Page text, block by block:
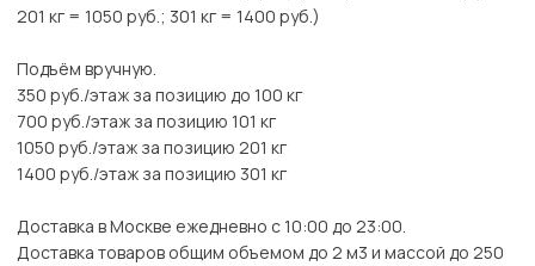
201 кг = 1050 руб.; 301 кг = 1400 руб.)
Подъём вручную.
350 руб./этаж за позицию до 100 кг
700 руб./этаж за позицию 101 кг
1050 руб./этаж за позицию 201 кг
1400 руб./этаж за позицию 301 кг
Доставка в Москве ежедневно с 10:00 до 23:00.
Доставка товаров общим объемом до 2 м3 и массой до 250